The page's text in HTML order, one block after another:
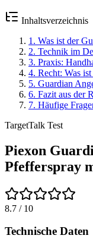
Inhaltsverzeichnis
1 . Was ist der
2. Technik im
3. Praxis:
4. Recht: Was
5. Guardian
6. Fazit aus der
7. Häufige
TargetTalk Test
Piexon
Pfefferspray
8.7 / 10
Technische Daten